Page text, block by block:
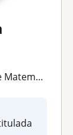
1ero a 8vo basico